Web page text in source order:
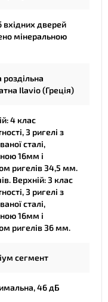
вхідних дверей
мінеральною
роздільна
Ilavio (Греція)
4 клас
3 ригелі з
сталі,
16мм і
ригелів 34,5 мм.
Верхній: 3 клас
3 ригелі з
сталі,
16мм і
ригелів 36 мм.
сегмент
46 дБ